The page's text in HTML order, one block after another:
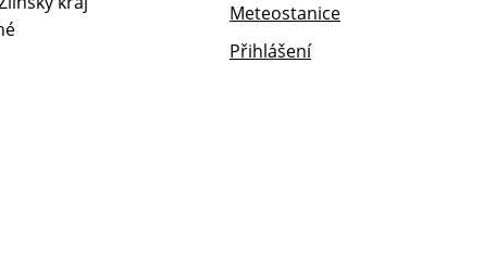
Meteostanice
Přihlášení